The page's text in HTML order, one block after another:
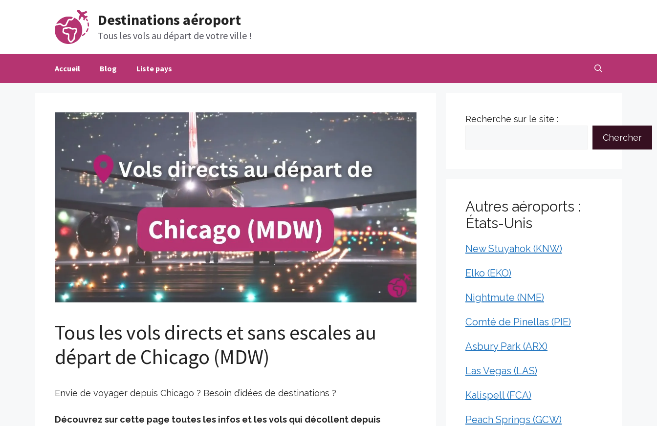
Destinations aéroport
Tous les vols au départ de votre ville !
Accueil Blog Liste pays
Tous les vols directs et sans escales au
départ de Chicago (MDW)
Envie de voyager depuis Chicago ? Besoin d’idées de destinations ?
Découvrez sur cette page toutes les infos et les vols qui décollent depuis
Recherche sur le site :
Chercher
Autres aéroports :
États-Unis
New Stuyahok (KNW)
Elko (EKO)
Nightmute (NME)
Comté de Pinellas (PIE)
Asbury Park (ARX)
Las Vegas (LAS)
Kalispell (FCA)
Peach Springs (GCW)